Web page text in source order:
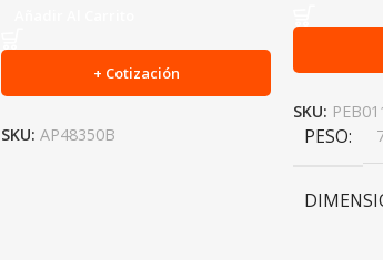
+ Cotización
SKU:AP48350B
SKU:
PESO